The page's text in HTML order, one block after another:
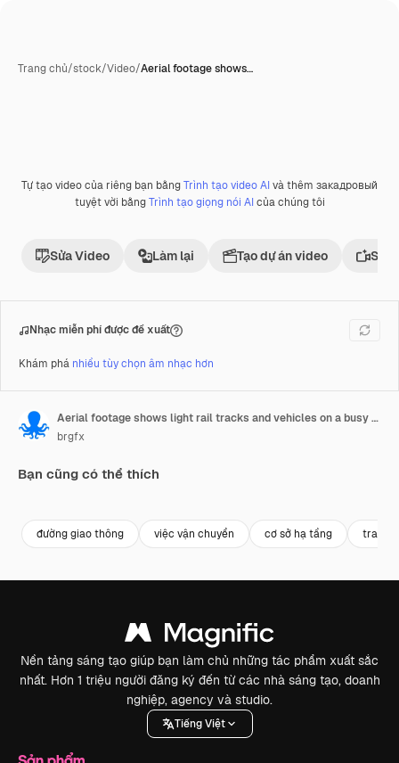
Trang chủ/stock/Video/Aerial footage shows…
Phần thưởng
Tự tạo video của riêng bạn bằngTrình tạo video AIvà thêm закадровый
tuyệt vời bằngTrình tạo giọng nói AIcủa chúng tôi
Sửa Video Làm lại Tạo dự án video Sử
Nhạc miễn phí được đề xuất
Khám phá nhiều tùy chọn âm nhạc hơn
Aerial footage shows light rail tracks and vehicles on a busy highway in Broadbeach, Queensland, under clear daylight
brgfx
Bạn cũng có thể thích
đường giao thông việc vận chuyển cơ sở hạ tầng tram
Nền tảng sáng tạo giúp bạn làm chủ những tác phẩm xuất sắc
nhất. Hơn 1 triệu người đăng ký đến từ các nhà sáng tạo, doanh
nghiệp, agency và studio.
Tiếng Việt